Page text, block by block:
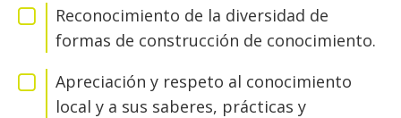
Reconocimiento de la diversidad de
formas de construcción de conocimiento.
Apreciación y respeto al conocimiento
local y a sus saberes, prácticas y